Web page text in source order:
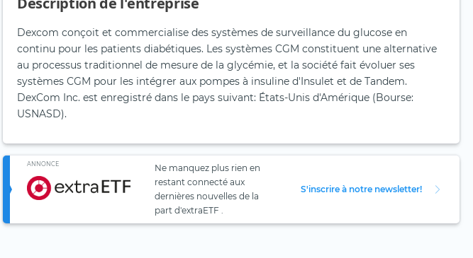
Dexcom conçoit et commercialise des systèmes de surveillance du glucose en
continu pour les patients diabétiques. Les systèmes CGM constituent une alternative
au processus traditionnel de mesure de la glycémie, et la société fait évoluer ses
systèmes CGM pour les intégrer aux pompes à insuline d'Insulet et de Tandem.
DexCom Inc. est enregistré dans le pays suivant: États-Unis d'Amérique (Bourse:
USNASD).
ANNONCE
Ne manquez plus rien en
restant connecté aux
dernières nouvelles de la
part d'extraETF .
S'inscrire à notre newsletter!